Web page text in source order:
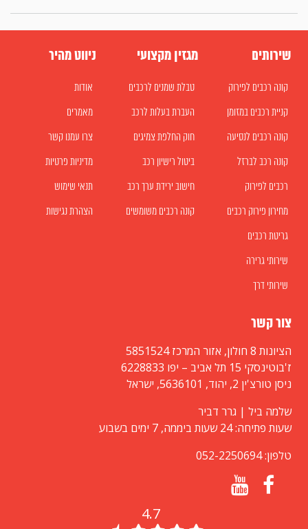
שירותים
קונה רכבים לפירוק
קניית רכבים במזומן
קונה רכבים לנסיעה
קונה רכב לברזל
רכבים לפירוק
מחירון פירוק רכבים
גריטת רכבים
שירותי גרירה
שירותי דרך
מגזין מקצועי
טבלת שמנים לרכבים
העברת בעלות לרכב
חוק החלפת צמיגים
ביטול רישיון רכב
חישוב ירידת ערך רכב
קונה רכבים משומשים
ניווט מהיר
אודות
מאמרים
צרו עמנו קשר
מדיניות פרטיות
תנאי שימוש
הצהרת נגישות
צור קשר
הציונות 8 חולון, אזור המרכז 5851524
ז'בוטינסקי 15 תל אביב – יפו 6228833
ניסן טורצ'ין 2, יהוד, 5636101, ישראל
שלמה ביל | גרר דביר
שעות פתיחה: 24 שעות ביממה, 7 ימים בשבוע
טלפון: 052-2250694
4.7